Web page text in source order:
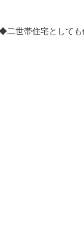
二世帯住宅として